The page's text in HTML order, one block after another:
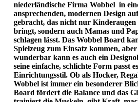
niederländische Firma Wobbel in
ansprechenden, modernen Design
gebracht, das nicht nur Kinderaugen
bringt, sondern auch Mamas und
schlagen lässt. Das Wobbel Board
Spielzeug zum Einsatz kommen, aber
wunderbar kann es auch ein
seine einfache, schlichte Form passt
Einrichtungsstil. Ob als Hocker,
Wobbel ist immer ein besonderer
Board fördert die Balance und das